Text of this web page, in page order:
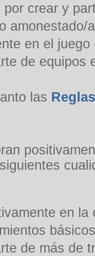
por crear y
amonestado/
en el
de equipos
las
en la
de más de